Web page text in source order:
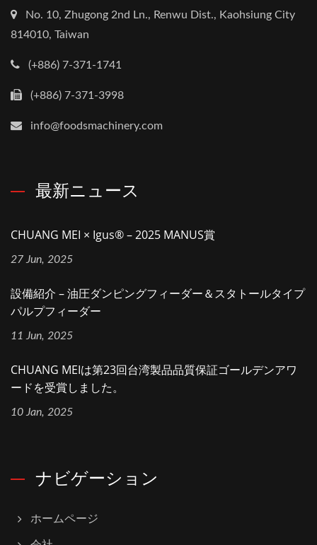
No. 10, Zhugong 2nd Ln., Renwu Dist., Kaohsiung City
814010, Taiwan
(+886) 7-371-1741
(+886) 7-371-3998
info@foodsmachinery.com
最新ニュース
CHUANG MEI × Igus® – 2025 MANUS賞
27 Jun, 2025
設備紹介 – 油圧ダンピングフィーダー＆スタトールタイプ
パルプフィーダー
11 Jun, 2025
CHUANG MEIは第23回台湾製品品質保証ゴールデンアワ
ードを受賞しました。
10 Jan, 2025
ナビゲーション
ホームページ